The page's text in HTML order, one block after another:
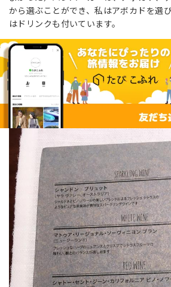
から選ぶことができ、私はアボカドを選
はドリンクも付いています。